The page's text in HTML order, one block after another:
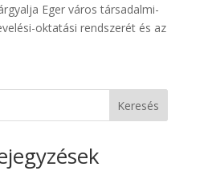
Eger város társadalmi-
oktatási rendszerét és az
Keresés